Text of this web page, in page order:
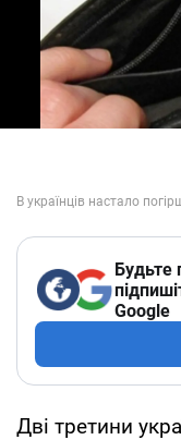
Будьте
Google
Дві третини